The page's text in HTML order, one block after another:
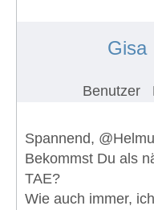
Gisa
Benutzer
Spannend,
Bekommst Du als
TAE?
Wie auch immer,